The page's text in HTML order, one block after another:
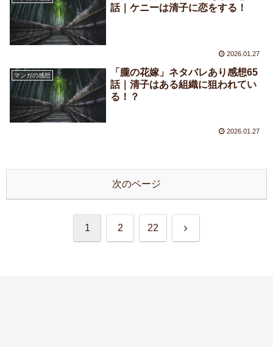
話｜ケニーは清子に恋をする！
2026.01.27
マンガの感想
「朧の花嫁」ネタバレあり感想65
話｜清子はある組織に狙われてい
る！？
2026.01.27
次のページ
1 2 22 次